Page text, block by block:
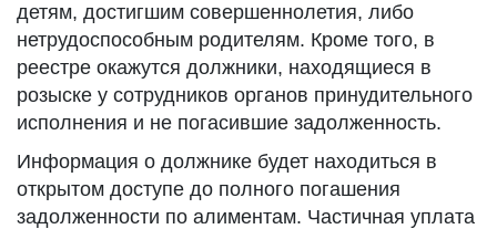
детям, достигшим совершеннолетия, либо
нетрудоспособным родителям. Кроме того, в
реестре окажутся должники, находящиеся в
розыске у сотрудников органов принудительного
исполнения и не погасившие задолженность.
Информация о должнике будет находиться в
открытом доступе до полного погашения
задолженности по алиментам. Частичная уплата